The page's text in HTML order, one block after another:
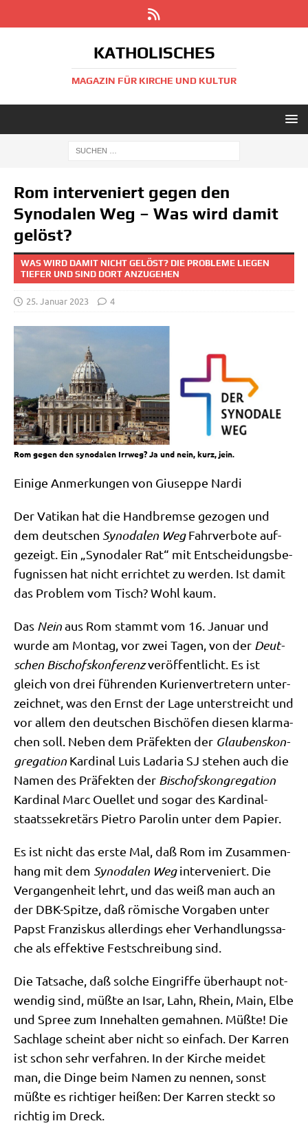
KATHOLISCHES
MAGAZIN FÜR KIRCHE UND KULTUR
Rom interveniert gegen den
Synodalen Weg – Was wird damit
gelöst?
WAS WIRD DAMIT NICHT GELÖST? DIE PROBLEME LIEGEN
TIEFER UND SIND DORT ANZUGEHEN
25. Januar 2023 4
Rom gegen den synodalen Irrweg? Ja und nein, kurz, jein.
Eini­ge Anmer­kun­gen von Giu­sep­pe Nardi
Der Vati­kan hat die Hand­brem­se gezo­gen und
dem deut­schen Syn­oda­len WegFahr­ver­bo­te auf­
ge­zeigt. Ein „Syn­oda­ler Rat“ mit Ent­schei­dungs­be­
fug­nis­sen hat nicht errich­tet zu wer­den. Ist damit
das Pro­blem vom Tisch? Wohl kaum.
Das Neinaus Rom stammt vom 16. Janu­ar und
wur­de am Mon­tag, vor zwei Tagen, von der Deut­
schen Bischofs­kon­fe­renzver­öf­fent­licht. Es ist
gleich von drei füh­ren­den Kuri­en­ver­tre­tern unter­
zeich­net, was den Ernst der Lage unter­streicht und
vor allem den deut­schen Bischö­fen die­sen klar­ma­
chen soll. Neben dem Prä­fek­ten der Glau­bens­kon­
gre­ga­ti­on Kar­di­nal Luis Lada­ria SJ ste­hen auch die
Namen des Prä­fek­ten der Bischofs­kon­gre­ga­ti­on
Kar­di­nal Marc Ouel­let und sogar des Kar­di­nal­
staats­se­kre­tärs Pie­tro Paro­lin unter dem Papier.
Es ist nicht das erste Mal, daß Rom im Zusam­men­
hang mit dem Syn­oda­len Weginter­ve­niert. Die
Ver­gan­gen­heit lehrt, und das weiß man auch an
der DBK-Spit­ze, daß römi­sche Vor­ga­ben unter
Papst Fran­zis­kus aller­dings eher Ver­hand­lungs­sa­
che als effek­ti­ve Fest­schrei­bung sind.
Die Tat­sa­che, daß sol­che Ein­grif­fe über­haupt not­
wen­dig sind, müß­te an Isar, Lahn, Rhein, Main, Elbe
und Spree zum Inne­hal­ten gemah­nen. Müß­te! Die
Sach­la­ge scheint aber nicht so ein­fach. Der Kar­ren
ist schon sehr ver­fah­ren. In der Kir­che mei­det
man, die Din­ge beim Namen zu nen­nen, sonst
müß­te es rich­ti­ger hei­ßen: Der Kar­ren steckt so
rich­tig im Dreck.